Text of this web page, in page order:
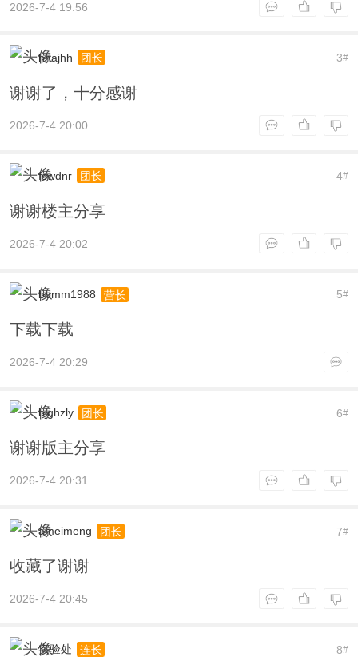
2026-7-4 19:56
3#
hhajhh 团长
谢谢了，十分感谢
2026-7-4 20:00
4#
fswdnr 团长
谢谢楼主分享
2026-7-4 20:02
5#
bbmm1988 营长
下载下载
2026-7-4 20:29
6#
bjghzly 团长
谢谢版主分享
2026-7-4 20:31
7#
ameimeng 团长
收藏了谢谢
2026-7-4 20:45
8#
实验处 连长